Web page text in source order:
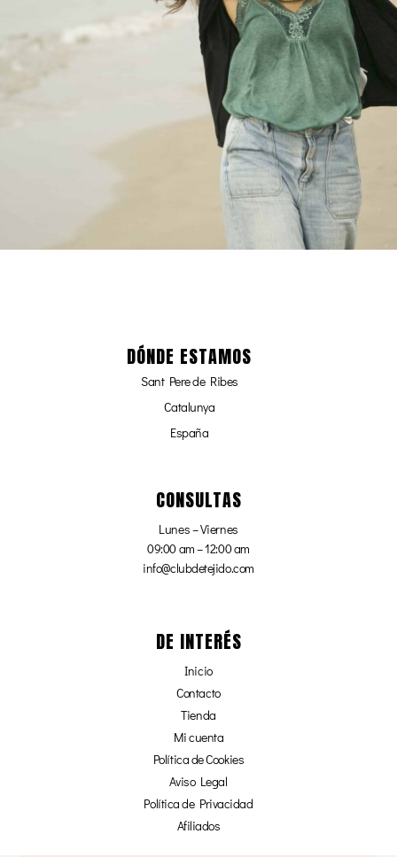
DÓNDE ESTAMOS
Sant Pere de Ribes
Catalunya
España
CONSULTAS
Lunes – Viernes
09:00 am – 12:00 am
info@clubdetejido.com
DE INTERÉS
Inicio
Contacto
Tienda
Mi cuenta
Política de Cookies
Aviso Legal
Política de Privacidad
Afiliados